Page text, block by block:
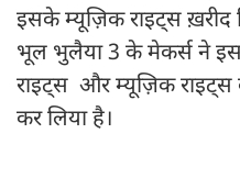
इसके म्यूज़िक राइट्स
भूल भुलैया 3 के मेकर्स ने
राइट्स और म्यूज़िक राइट्स
कर लिया है।